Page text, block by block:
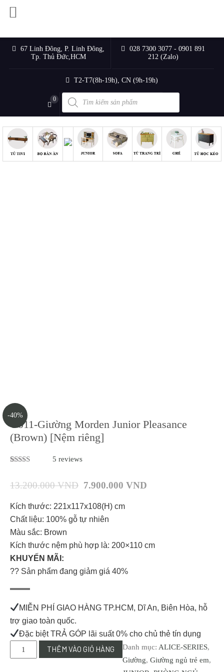
67 Linh Đông, P. Linh Đông,
Tp. Thủ Đức,HCM
028 7300 3077 - 0901 891
212 (Zalo)
T2-T7(8h-19h), CN (9h-19h)
0
Products
search
-40%
Y011-Giường Morden Junior Pleasance
(Brown) [Nệm riêng]
đánh giá
5 reviews
13.200.000VND 7.900.000 VND
Kích thước: 221x117x108(H) cm
Chất liệu: 100% gỗ tự nhiên
Màu sắc: Brown
Kích thước nệm phù hợp là: 200×110 cm
KHUYẾN MÃI:
?? Sản phẩm đang giảm giá 40%
MIỄN PHÍ GIAO HÀNG TP.HCM, Dĩ An, Biên Hòa, hỗ
trợ giao toàn quốc.
Đặc biệt TRẢ GÓP lãi suất 0% cho chủ thẻ tín dụng
Y011-
Giường
THÊM VÀO GIỎ HÀNG Danh mục: ALICE-SERIES,
Giường,Giường ngủ trẻ em,